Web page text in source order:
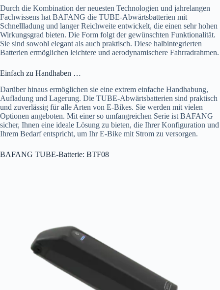
Durch die Kombination der neuesten Technologien und jahrelangen
Fachwissens hat BAFANG die TUBE-Abwärtsbatterien mit
Schnellladung und langer Reichweite entwickelt, die einen sehr hohen
Wirkungsgrad bieten. Die Form folgt der gewünschten Funktionalität.
Sie sind sowohl elegant als auch praktisch. Diese halbintegrierten
Batterien ermöglichen leichtere und aerodynamischere Fahrradrahmen.
Einfach zu Handhaben …
Darüber hinaus ermöglichen sie eine extrem einfache Handhabung,
Aufladung und Lagerung. Die TUBE-Abwärtsbatterien sind praktisch
und zuverlässig für alle Arten von E-Bikes. Sie werden mit vielen
Optionen angeboten. Mit einer so umfangreichen Serie ist BAFANG
sicher, Ihnen eine ideale Lösung zu bieten, die Ihrer Konfiguration und
Ihrem Bedarf entspricht, um Ihr E-Bike mit Strom zu versorgen.
BAFANG TUBE-Batterie: BTF08